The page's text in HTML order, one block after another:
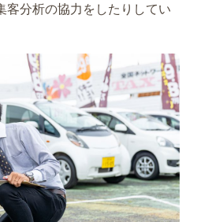
客分析の協力をしたりしてい